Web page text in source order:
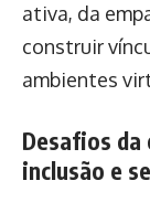
ativa, da
construir
ambientes
Desafios da
inclusão e